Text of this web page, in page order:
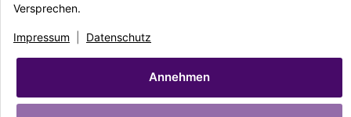
Impressum|
Unternehmen
* Alle Preise inkl. gesetzlicher USt., zzgl.Versand
Versprechen.
Impressum Datenschutz
Annehmen